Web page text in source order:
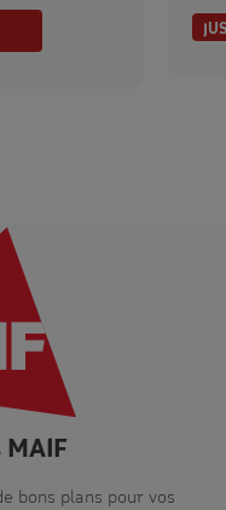
MAIF
bons plans pour vos